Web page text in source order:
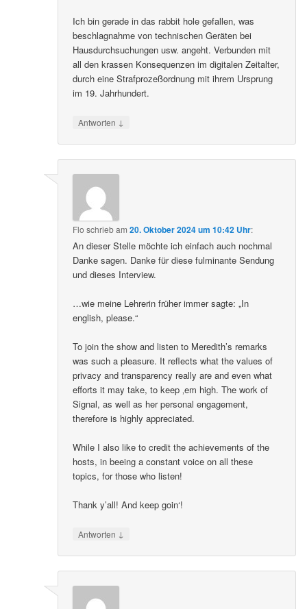
Ich bin gerade in das rabbit hole gefallen, was
beschlagnahme von technischen Geräten bei
Hausdurchsuchungen usw. angeht. Verbunden mit
all den krassen Konsequenzen im digitalen Zeitalter,
durch eine Strafprozeßordnung mit ihrem Ursprung
im 19. Jahrhundert.
Antworten ↓
Flo schriebam20. Oktober 2024 um 10:42 Uhr:
An dieser Stelle möchte ich einfach auch nochmal
Danke sagen. Danke für diese fulminante Sendung
und dieses Interview.
…wie meine Lehrerin früher immer sagte: „In
english, please.“
To join the show and listen to Meredith’s remarks
was such a pleasure. It reflects what the values of
privacy and transparency really are and even what
efforts it may take, to keep ‚em high. The work of
Signal, as well as her personal engagement,
therefore is highly appreciated.
While I also like to credit the achievements of the
hosts, in beeing a constant voice on all these
topics, for those who listen!
Thank y’all! And keep goin‘!
Antworten ↓